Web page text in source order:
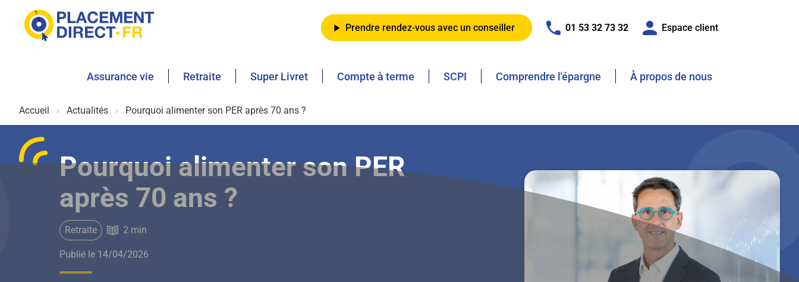
Prendre rendez-vous avec un conseiller 01 53 32 73 32 Espace client
Assurance vie Retraite Super Livret Compte à terme SCPI Comprendre l'épargne À propos de nous
Accueil Actualités Pourquoi alimenter son PER après 70 ans ?
Pourquoi alimenter son PER
après 70 ans ?
Retraite 2 min
Publié le 14/04/2026